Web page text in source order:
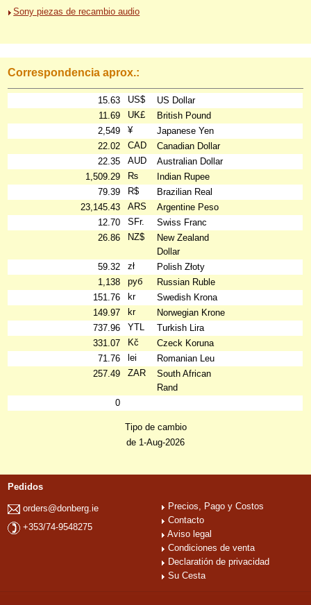
Sony piezas de recambio audio
Correspondencia aprox.:
15.63 US$
US Dollar
11.69
UK£
British Pound
2,549
¥
Japanese Yen
22.02
CAD
Canadian Dollar
22.35
AUD
Australian Dollar
1,509.29
₨
Indian Rupee
79.39
R$
Brazilian Real
23,145.43
ARS
Argentine Peso
12.70
SFr.
Swiss Franc
26.86
NZ$
New Zealand
Dollar
59.32
zł
Polish Złoty
1,138
руб
Russian Ruble
151.76
kr
Swedish Krona
149.97
kr
Norwegian Krone
737.96
YTL
Turkish Lira
331.07
Kč
Czeck Koruna
71.76
lei
Romanian Leu
257.49
ZAR
South African
Rand
0
Tipo de cambio
de 1-Aug-2026
Pedidos
orders@donberg.ie
+353/74-9548275
Precios, Pago y Costos
Contacto
Aviso legal
Condiciones de venta
Declaratión de privacidad
Su Cesta